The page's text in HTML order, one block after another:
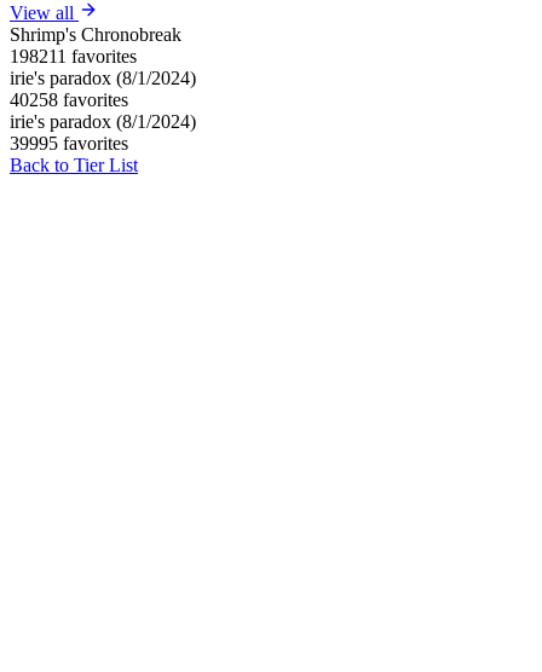
View all
Shrimp's Chronobreak
198211 favorites
irie's paradox (8/1/2024)
40258 favorites
irie's paradox (8/1/2024)
39995 favorites
Back to Tier List